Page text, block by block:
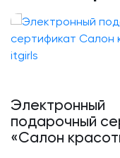
Электронный
подарочный
«Салон